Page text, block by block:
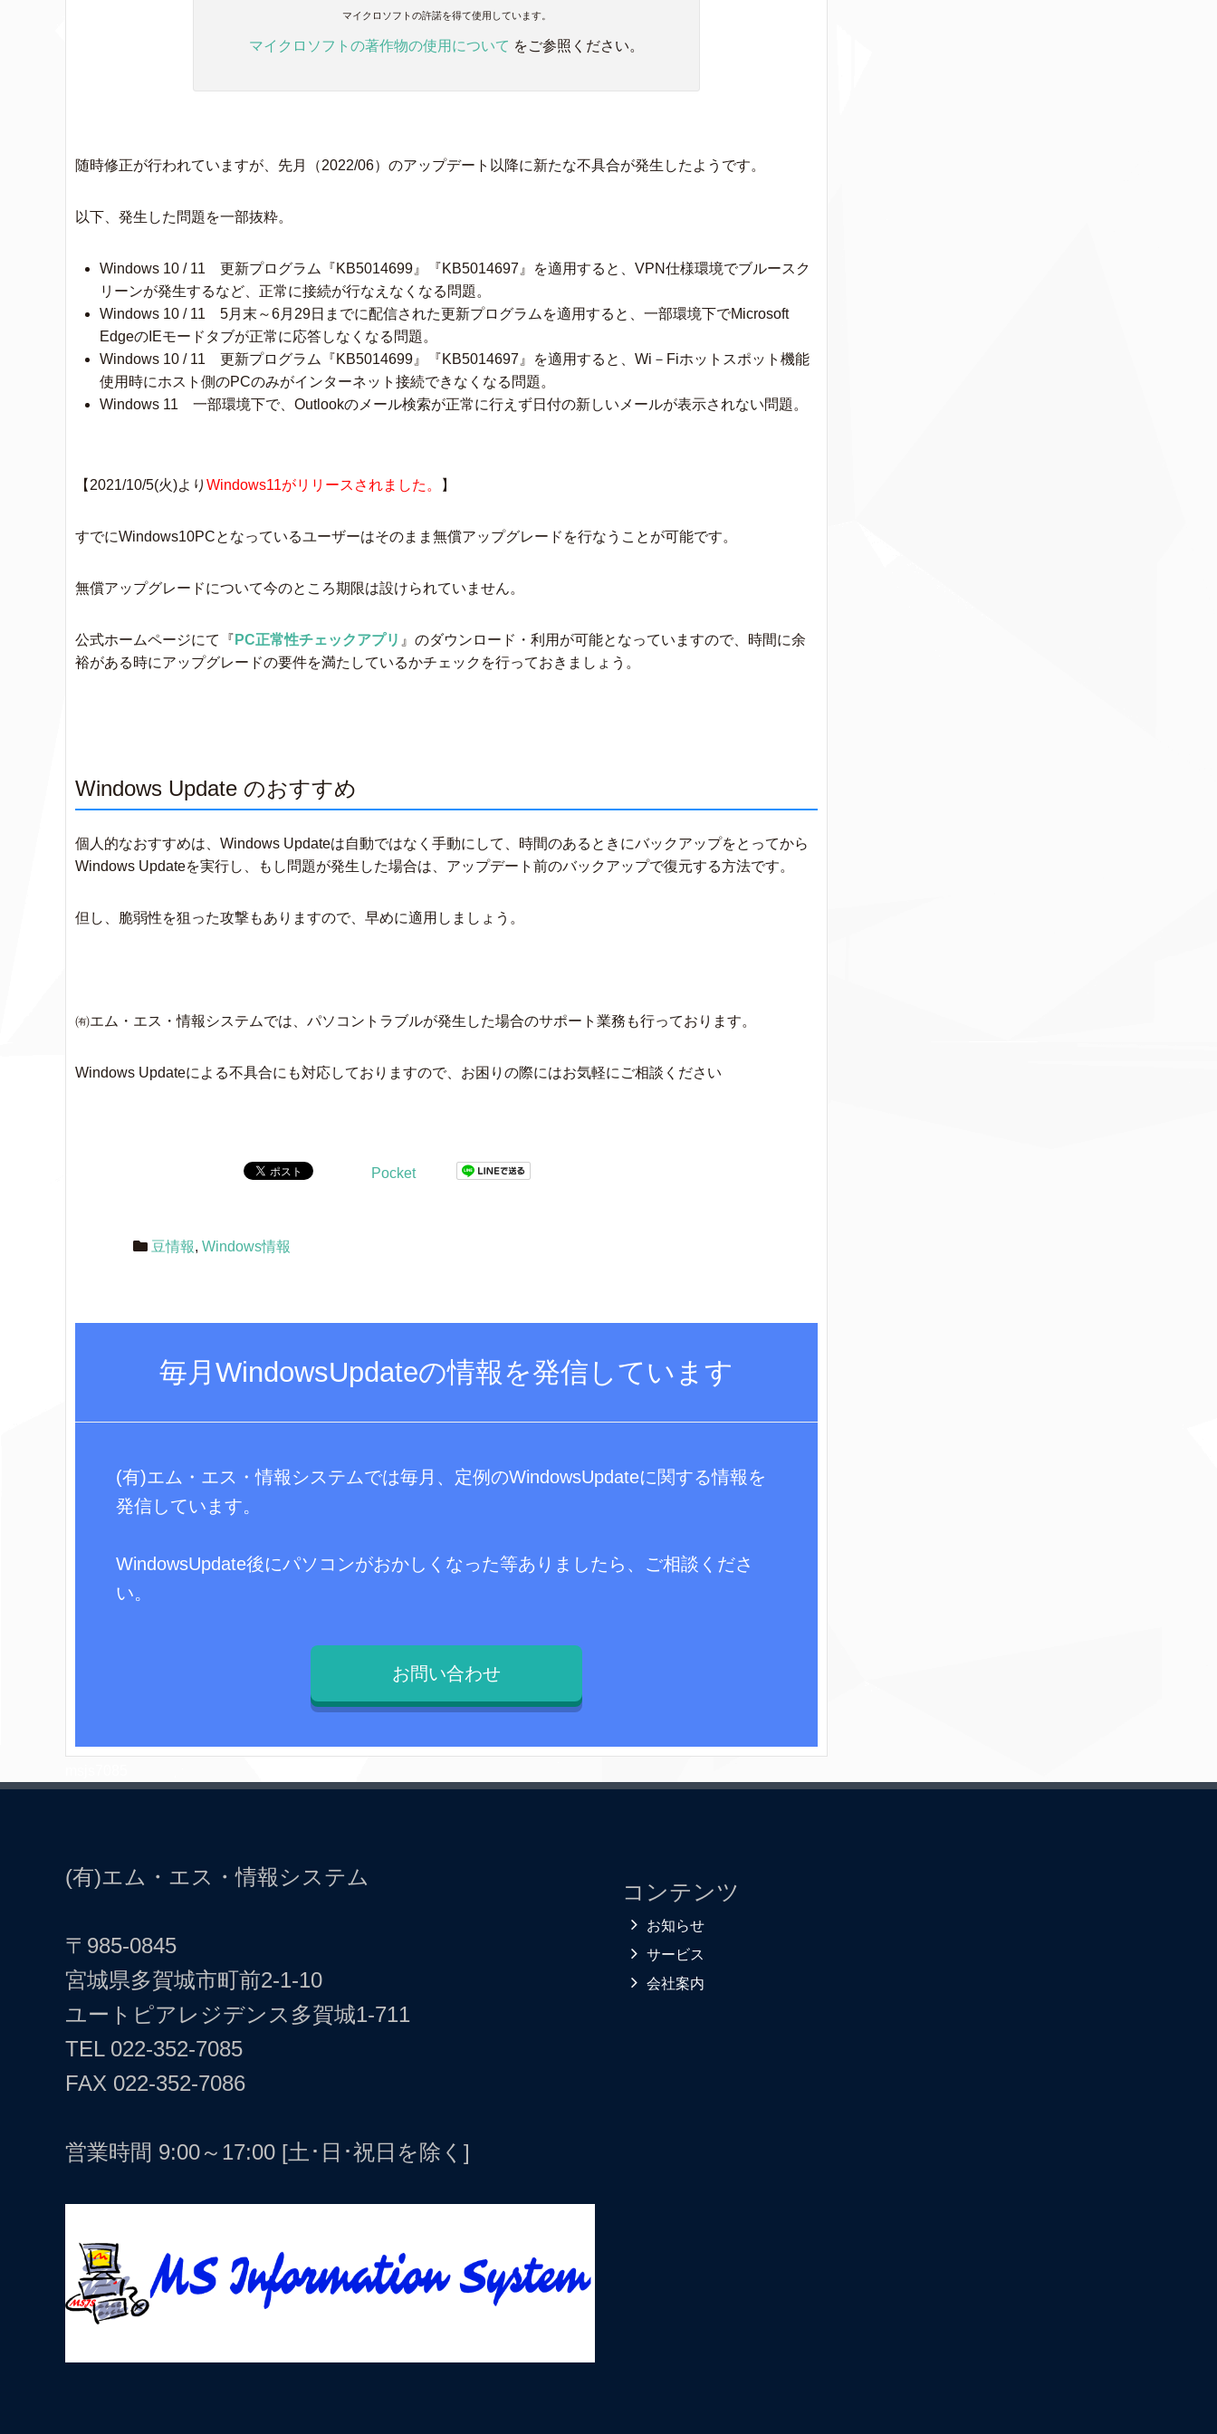
マイクロソフトの許諾を得て使用しています。
マイクロソフトの著作物の使用について をご参照ください。
随時修正が行われていますが、先月（2022/06）のアップデート以降に新たな不具合が発生したようです。
以下、発生した問題を一部抜粋。
Windows 10 / 11 更新プログラム『KB5014699』『KB5014697』を適用すると、VPN仕様環境でブルースク
リーンが発生するなど、正常に接続が行なえなくなる問題。
Windows 10 / 11 5月末～6月29日までに配信された更新プログラムを適用すると、一部環境下でMicrosoft
EdgeのIEモードタブが正常に応答しなくなる問題。
Windows 10 / 11 更新プログラム『KB5014699』『KB5014697』を適用すると、Wi－Fiホットスポット機能
使用時にホスト側のPCのみがインターネット接続できなくなる問題。
Windows 11 一部環境下で、Outlookのメール検索が正常に行えず日付の新しいメールが表示されない問題。
【2021/10/5(火)より Windows11がリリースされました。 】
すでにWindows10PCとなっているユーザーはそのまま無償アップグレードを行なうことが可能です。
無償アップグレードについて今のところ期限は設けられていません。
公式ホームページにて『 PC正常性チェックアプリ 』のダウンロード・利用が可能となっていますので、時間に余
裕がある時にアップグレードの要件を満たしているかチェックを行っておきましょう。
Windows Update のおすすめ
個人的なおすすめは、Windows Updateは自動ではなく手動にして、時間のあるときにバックアップをとってから
Windows Updateを実行し、もし問題が発生した場合は、アップデート前のバックアップで復元する方法です。
但し、脆弱性を狙った攻撃もありますので、早めに適用しましょう。
㈲エム・エス・情報システムでは、パソコントラブルが発生した場合のサポート業務も行っております。
Windows Updateによる不具合にも対応しておりますので、お困りの際にはお気軽にご相談ください
Pocket
豆情報, Windows情報
毎月WindowsUpdateの情報を発信しています
(有)エム・エス・情報システムでは毎月、定例のWindowsUpdateに関する情報を
発信しています。
WindowsUpdate後にパソコンがおかしくなった等ありましたら、ご相談くださ
い。
お問い合わせ
(有)エム・エス・情報システム
〒985-0845
宮城県多賀城市町前2-1-10
ユートピアレジデンス多賀城1-711
TEL 022-352-7085
FAX 022-352-7086
営業時間 9:00～17:00 [土･日･祝日を除く]
コンテンツ
お知らせ
サービス
会社案内